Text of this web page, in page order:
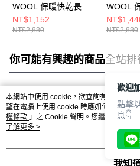
WOOL 保暖快乾長上
衣 MIV01988N7317
NT$1,152
NT$2,880
WOOL
衣
NT$2,880
你可能有興趣的商品全站排
熱門標籤
本網站中使用 cookie，欲查詢有關本網站
望在電腦上使用 cookie 時應如何變更電
權條款 」之 Cookie 聲明。您繼續使用本
用條款之 Cookie 聲明使用 cookie。
了解更多 >
我知
歡迎
點擊
息👇